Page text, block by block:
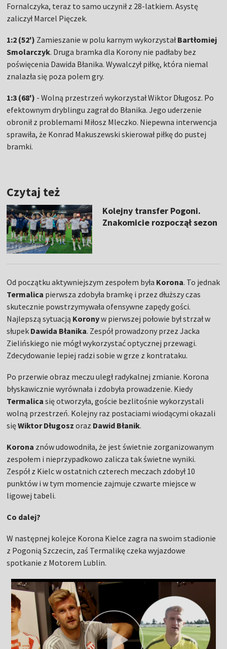
Fornalczyka, teraz to samo uczynił z 28-latkiem. Asystę
zaliczył Marcel Pięczek.
1:2 (52') Zamieszanie w polu karnym wykorzystałBartłomiej
Smolarczyk. Druga bramka dla Korony nie padłaby bez
poświęcenia Dawida Błanika. Wywalczył piłkę, która niemal
znalazła się poza polem gry.
1:3 (68') - Wolną przestrzeń wykorzystał Wiktor Długosz. Po
efektownym dryblingu zagrał do Błanika. Jego uderzenie
obronił z problemami Miłosz Mleczko. Niepewna interwencja
sprawiła, że Konrad Makuszewski skierował piłkę do pustej
bramki.
Czytaj też
Kolejny transfer Pogoni.
Znakomicie rozpoczął sezon
Od początku aktywniejszym zespołem była Korona. To jednak
Termalica pierwsza zdobyła bramkę i przez dłuższy czas
skutecznie powstrzymywała ofensywne zapędy gości.
Najlepszą sytuacją Koronyw pierwszej połowie był strzał w
słupek Dawida Błanika. Zespół prowadzony przez Jacka
Zielińskiego nie mógł wykorzystać optycznej przewagi.
Zdecydowanie lepiej radzi sobie w grze z kontrataku.
Po przerwie obraz meczu uległ radykalnej zmianie. Korona
błyskawicznie wyrównała i zdobyła prowadzenie. Kiedy
Termalicasię otworzyła, goście bezlitośnie wykorzystali
wolną przestrzeń. Kolejny raz postaciami wiodącymi okazali
sięWiktor Długosz oraz Dawid Błanik.
Korona znów udowodniła, że jest świetnie zorganizowanym
zespołem i nieprzypadkowo zalicza tak świetne wyniki.
Zespół z Kielc w ostatnich czterech meczach zdobył 10
punktów i w tym momencie zajmuje czwarte miejsce w
ligowej tabeli.
Co dalej?
W następnej kolejce Korona Kielce zagra na swoim stadionie
z Pogonią Szczecin, zaś Termalikę czeka wyjazdowe
spotkanie z Motorem Lublin.